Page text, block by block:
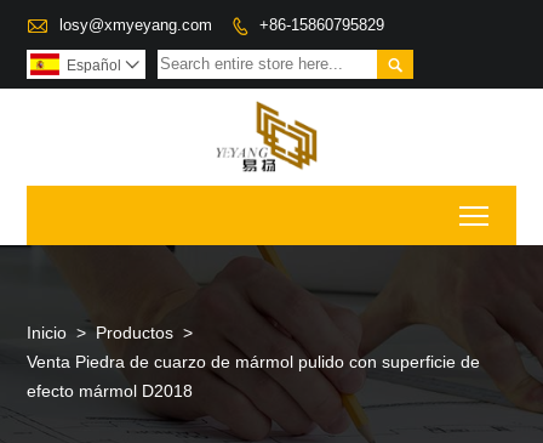
 losy@xmyeyang.com  +86-15860795829

Español 
Inicio > Productos >
Venta Piedra de cuarzo de mármol pulido con superficie de
efecto mármol D2018